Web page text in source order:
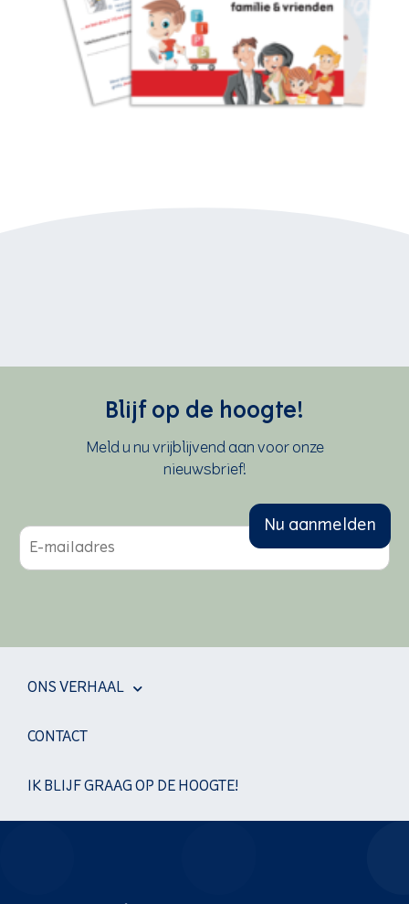
Blijf op de hoogte!
Meld u nu vrijblijvend aan voor onze
nieuwsbrief!
m
i
Nu aanmelden
ONS VERHAAL
CONTACT
IK BLIJF GRAAG OP DE HOOGTE!